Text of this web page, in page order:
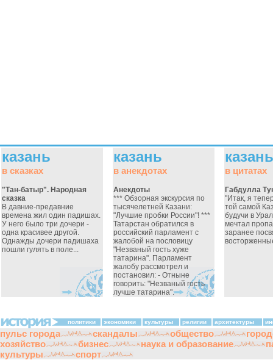
казань
в сказках
"Тан-батыр". Народная
сказка
В давние-предавние
времена жил один падишах.
У него было три дочери -
одна красивее другой.
Однажды дочери падишаха
пошли гулять в поле...
казань
в анекдотах
Анекдоты
*** Обзорная экскурсия по
тысячелетней Казани:
"Лучшие пробки России"! ***
Татарстан обратился в
российский парламент с
жалобой на пословицу
"Незваный гость хуже
татарина". Парламент
жалобу рассмотрел и
постановил: - Отныне
говорить: "Незваный гость
лучше татарина".
казань
в цитатах
Габдулла
"Итак, я
той самой
будучи в
мечтал
заранее
политики экономики культуры религии архитектуры
пульс города скандалы общество
хозяйство
бизнес наука и образование
культуры
спорт